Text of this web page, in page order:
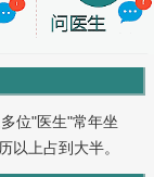
位"医生"常年坐
以上占到大半。